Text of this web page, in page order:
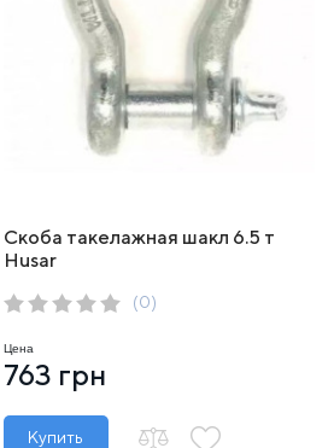
Скоба такелажная шакл 6.5 т
Husar
(0)
Цена
763 грн
Купить